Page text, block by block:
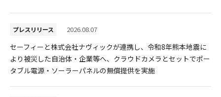
採用情報
プレスリリース 2026.08.07
セーフィーと株式会社ナヴィックが連携し、令和8年熊本地震に
より被災した自治体・企業等へ、クラウドカメラとセットでポー
タブル電源・ソーラーパネルの無償提供を実施